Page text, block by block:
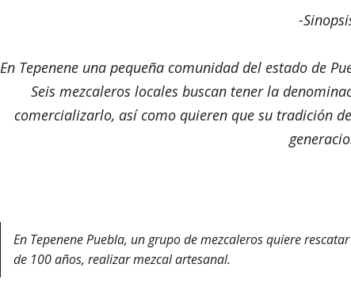
-
En Tepenene una pequeña comunidad del estado de
Seis mezcaleros locales buscan tener la
comercializarlo, así como quieren que su tradición
En Tepenene Puebla, un grupo de mezcaleros quiere
de 100 años, realizar mezcal artesanal.